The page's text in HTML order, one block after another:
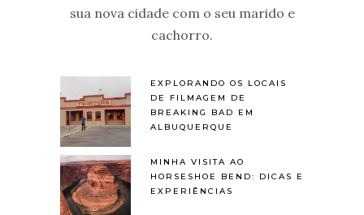
sua nova cidade com o seu marido e
cachorro.
EXPLORANDO OS LOCAIS
DE FILMAGEM DE
BREAKING BAD EM
ALBUQUERQUE
MINHA VISITA AO
HORSESHOE BEND: DICAS E
EXPERIÊNCIAS